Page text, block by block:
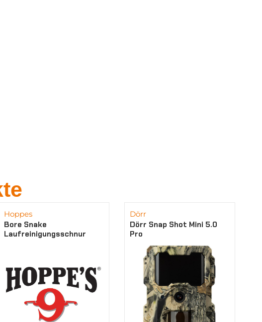
Hoppes
Bore Snake
Laufreinigungsschnur
Dörr
Dörr Snap Shot Mini 5.0
Pro